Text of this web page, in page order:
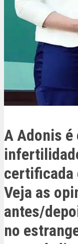
A Adonis
certificada
Veja as
antes/
no